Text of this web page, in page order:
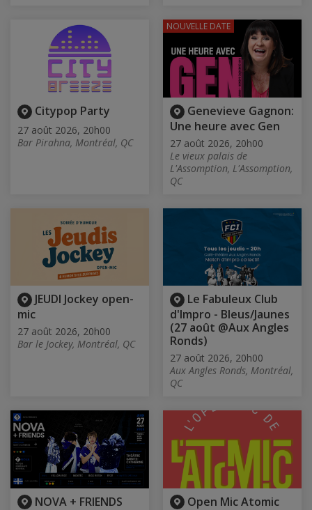
Citypop Party
27 août 2026, 20h00
Bar Pirahna, Montréal, QC
Genevieve Gagnon:
Une heure avec Gen
27 août 2026, 20h00
Le vieux palais de
L'Assomption, L'Assomption,
QC
NOUVELLE DATE
JEUDI Jockey open-
mic
27 août 2026, 20h00
Bar le Jockey, Montréal, QC
Le Fabuleux Club
d'Impro - Bleus/Jaunes
(27 août @Aux Angles
Ronds)
27 août 2026, 20h00
Aux Angles Ronds, Montréal,
QC
NOVA + FRIENDS Open Mic Atomic